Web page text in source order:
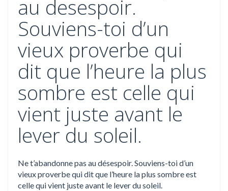
au desespoir.
Souviens-toi d’un
vieux proverbe qui
dit que l’heure la plus
sombre est celle qui
vient juste avant le
lever du soleil.
Ne t’abandonne pas au désespoir. Souviens-toi d’un
vieux proverbe qui dit que l’heure la plus sombre est
celle qui vient juste avant le lever du soleil.